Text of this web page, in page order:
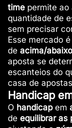
timepermite ao
quantidade de
sem precisar
Esse mercado
de acima/
aposta se
escanteios do
casa de
Handicap
O handicapem
de equilibrar as